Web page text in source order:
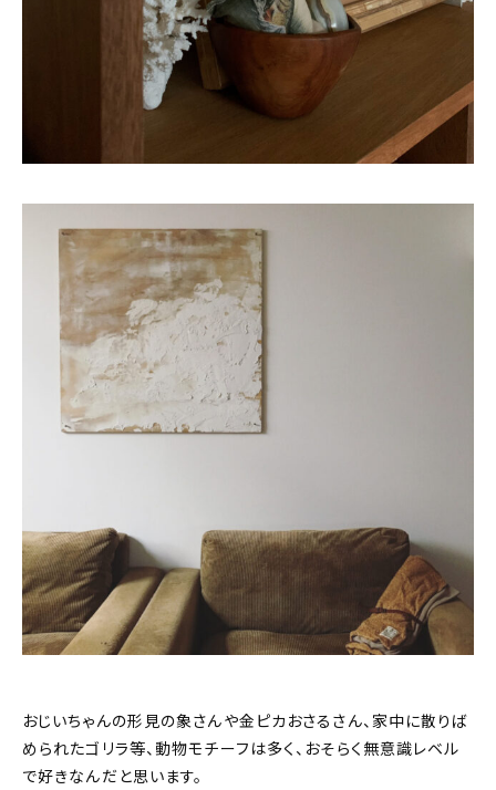
おじいちゃんの形見の象さんや金ピカおさるさん、家中に散りば
められたゴリラ等、動物モチーフは多く、おそらく無意識レベル
で好きなんだと思います。